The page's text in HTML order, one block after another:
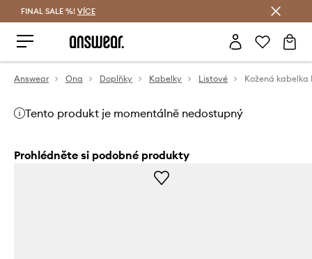
FINAL SALE %! VÍCE
Answear Ona Doplňky Kabelky Listové Kožená kabelka
Tento produkt je momentálně nedostupný
Prohlédněte si podobné produkty